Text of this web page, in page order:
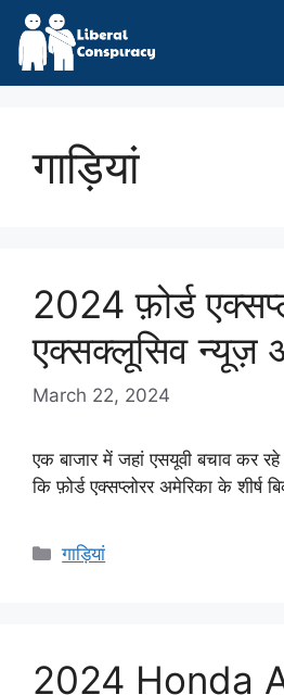
Skip
content
गाड़ियां
2024 फ़ोर्ड
एक्सक्लूसिव न्यूज़
March 22, 2024
एक बाजार में जहां एसयूवी बचाव कर
कि फ़ोर्ड एक्सप्लोरर अमेरिका के शीर्ष
Categories
गाड़ियां
2024 Honda